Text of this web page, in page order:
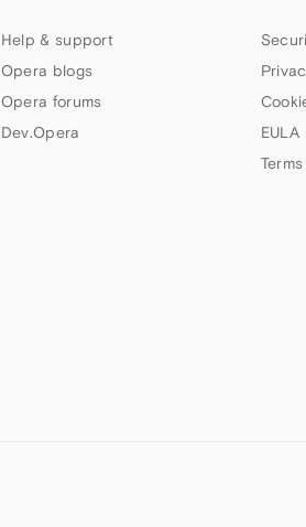
Help & support
Opera blogs
Opera forums
Dev.Opera
EULA